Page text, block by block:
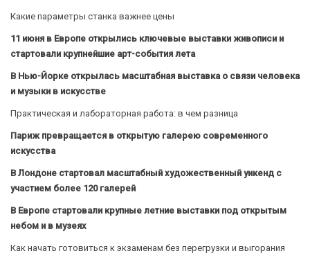
Какие параметры станка важнее цены
11 июня в Европе открылись ключевые выставки живописи и
стартовали крупнейшие арт-события лета
В Нью-Йорке открылась масштабная выставка о связи человека
и музыки в искусстве
Практическая и лабораторная работа: в чем разница
Париж превращается в открытую галерею современного
искусства
В Лондоне стартовал масштабный художественный уикенд с
участием более 120 галерей
В Европе стартовали крупные летние выставки под открытым
небом и в музеях
Как начать готовиться к экзаменам без перегрузки и выгорания